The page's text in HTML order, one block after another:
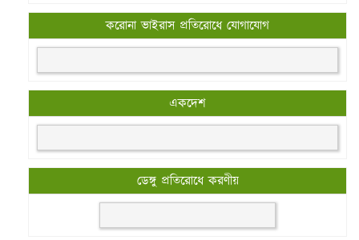
করোনা ভাইরাস প্রতিরোধে যোগাযোগ
একদেশ
ডেঙ্গু প্রতিরোধে করণীয়